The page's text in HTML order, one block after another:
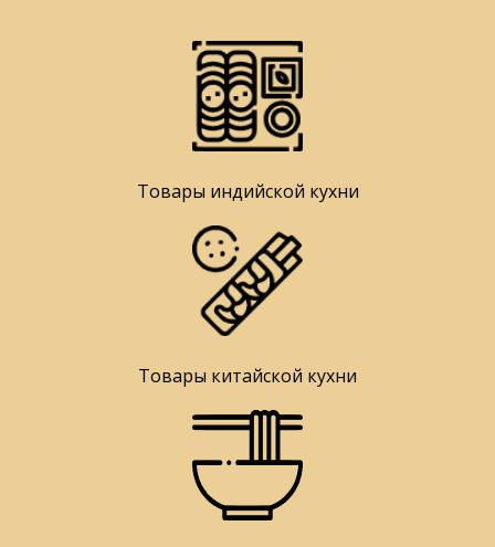
Товары индийской кухни
Товары китайской кухни